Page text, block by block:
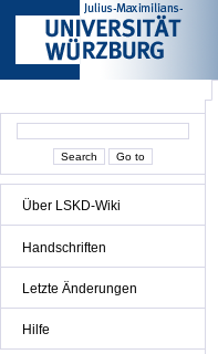
Über LSKD-Wiki
Handschriften
Letzte Änderungen
Hilfe